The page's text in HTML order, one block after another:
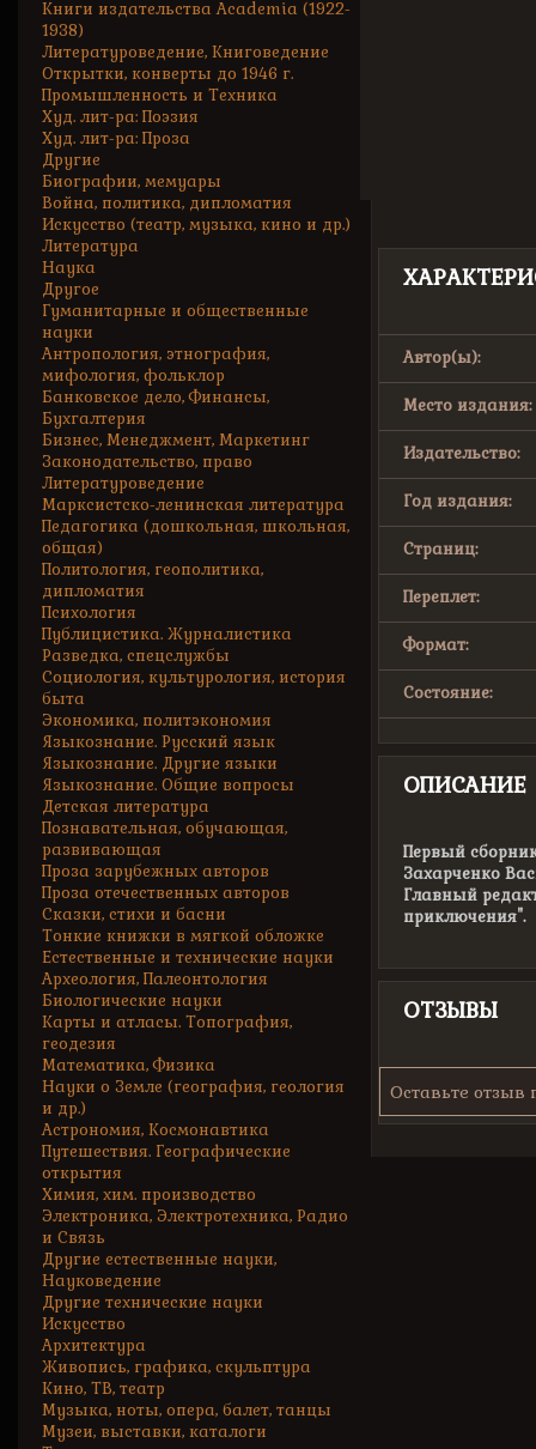
Книги издательства Academia (1922-
1938)
Литературоведение, Книговедение
Открытки, конверты до 1946 г.
Промышленность и Техника
Худ. лит-ра: Поэзия
Худ. лит-ра: Проза
Другие
Биографии, мемуары
Война, политика, дипломатия
Искусство (театр, музыка, кино и др.)
Литература
Наука
Другое
Гуманитарные и общественные
науки
Антропология, этнография,
мифология, фольклор
Банковское дело, Финансы,
Бухгалтерия
Бизнес, Менеджмент, Маркетинг
Законодательство, право
Литературоведение
Марксистско-ленинская литература
Педагогика (дошкольная, школьная,
общая)
Политология, геополитика,
дипломатия
Психология
Публицистика. Журналистика
Разведка, спецслужбы
Социология, культурология, история
быта
Экономика, политэкономия
Языкознание. Русский язык
Языкознание. Другие языки
Языкознание. Общие вопросы
Детская литература
Познавательная, обучающая,
развивающая
Проза зарубежных авторов
Проза отечественных авторов
Сказки, стихи и басни
Тонкие книжки в мягкой обложке
Естественные и технические науки
Археология, Палеонтология
Биологические науки
Карты и атласы. Топография,
геодезия
Математика, Физика
Науки о Земле (география, геология
и др.)
Астрономия, Космонавтика
Путешествия. Географические
открытия
Химия, хим. производство
Электроника, Электротехника, Радио
и Связь
Другие естественные науки,
Науковедение
Другие технические науки
Искусство
Архитектура
Живопись, графика, скульптура
Кино, ТВ, театр
Музыка, ноты, опера, балет, танцы
Музеи, выставки, каталоги
Автор(ы):
Место издания:
Издательство:
Год издания:
Страниц:
Переплет:
Формат:
Состояние:
ОПИСАНИЕ
Первый
Захарченко
Главный
приключения".
ОТЗЫВЫ
Оставьте отзыв